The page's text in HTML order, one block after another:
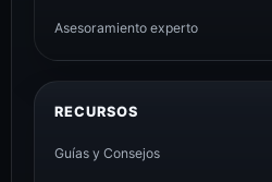
Asesoramiento experto
RECURSOS
Guías y Consejos